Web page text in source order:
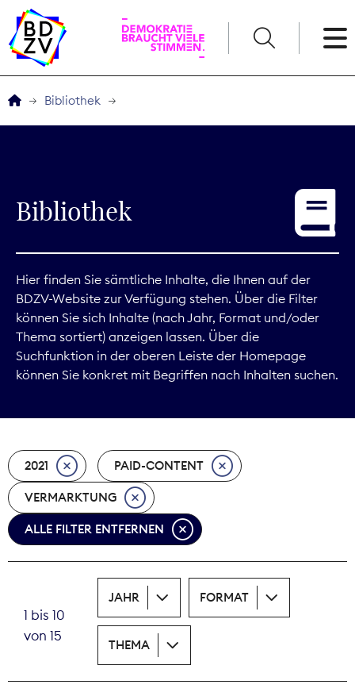
Service
Digitales
Kommunikation
Marktdaten
Nachhaltigkeit
Nachwuchs
Nova Award
Pressefreiheit
Print
Recht
Bibliothek
Bibliothek
Hier finden Sie sämtliche Inhalte, die Ihnen auf der
BDZV-Website zur Verfügung stehen. Über die Filter
können Sie sich Inhalte (nach Jahr, Format und/oder
Thema sortiert) anzeigen lassen. Über die
Suchfunktion in der oberen Leiste der Homepage
können Sie konkret mit Begriffen nach Inhalten suchen.
2021 PAID-CONTENT
VERMARKTUNG
ALLE FILTER ENTFERNEN
1 bis 10
von 15
JAHR FORMAT
THEMA